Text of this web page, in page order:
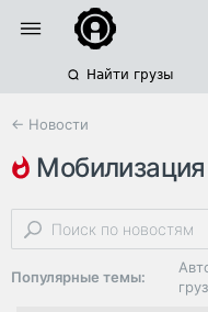
Найти грузы
← Новости
мобилизация
Популярные темы: